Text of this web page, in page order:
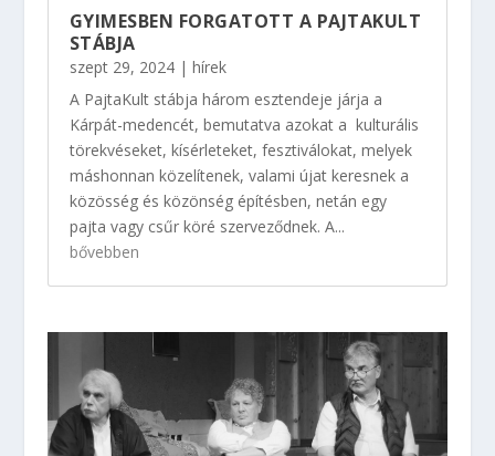
GYIMESBEN FORGATOTT A PAJTAKULT
STÁBJA
szept 29, 2024| hírek
A PajtaKult stábja három esztendeje járja a
Kárpát-medencét, bemutatva azokat a kulturális
törekvéseket, kísérleteket, fesztiválokat, melyek
máshonnan közelítenek, valami újat keresnek a
közösség és közönség építésben, netán egy
pajta vagy csűr köré szerveződnek. A...
bővebben